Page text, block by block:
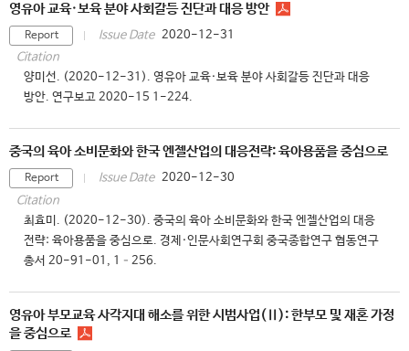
영유아 교육·보육 분야 사회갈등 진단과 대응 방안
Report Issue Date 2020-12-31
Citation
양미선. (2020-12-31). 영유아 교육·보육 분야 사회갈등 진단과 대응
방안. 연구보고 2020-15 1-224.
중국의 육아 소비문화와 한국 엔젤산업의 대응전략: 육아용품을 중심으로
Report Issue Date 2020-12-30
Citation
최효미. (2020-12-30). 중국의 육아 소비문화와 한국 엔젤산업의 대응
전략: 육아용품을 중심으로. 경제·인문사회연구회 중국종합연구 협동연구
총서 20-91-01, 1–256.
영유아 부모교육 사각지대 해소를 위한 시범사업(Ⅱ): 한부모 및 재혼 가정
을 중심으로